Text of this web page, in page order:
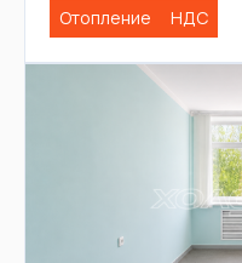
Отопление
НДС